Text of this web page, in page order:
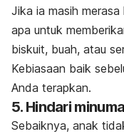
Jika ia masih
apa untuk
biskuit, buah, atau
Kebiasaan baik
Anda terapkan.
5. Hindari
Sebaiknya, anak